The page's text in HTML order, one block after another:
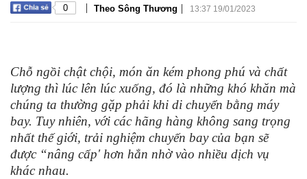
0 | Theo Sông Thương | 13:37 19/01/2023
Chỗ ngồi chật chội, món ăn kém phong phú và chất
lượng thì lúc lên lúc xuống, đó là những khó khăn mà
chúng ta thường gặp phải khi di chuyển bằng máy
bay. Tuy nhiên, với các hãng hàng không sang trọng
nhất thế giới, trải nghiệm chuyến bay của bạn sẽ
được “nâng cấp' hơn hẳn nhờ vào nhiều dịch vụ
khác nhau.